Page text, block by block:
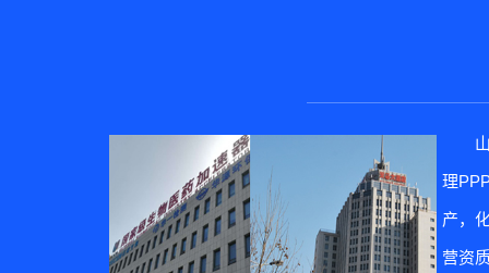
土壤修复
理
产，
营资